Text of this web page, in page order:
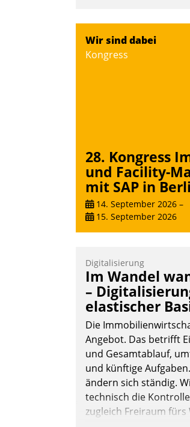
Teilnehmer kurzweilige
innovative Cloud-
Wir sind dabei
Kongress
28. Kongress
und Facility-
mit SAP in
14. September 2026 –
15. September 2026
Digitalisierung
Im Wandel
–
elastischer
Die
Angebot. Das betrifft
und Gesamtablauf,
und künftige
ändern sich ständig.
technisch die
zugleich Freiraum fürs